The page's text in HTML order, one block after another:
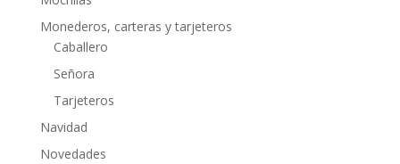
Monederos, carteras y tarjeteros
Caballero
Señora
Tarjeteros
Navidad
Novedades